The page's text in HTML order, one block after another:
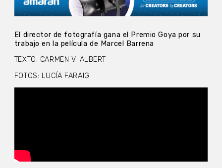
El director de fotografía gana el Premio Goya por su
trabajo en la película de Marcel Barrena
TEXTO: CARMEN V. ALBERT
FOTOS: LUCÍA FARAIG